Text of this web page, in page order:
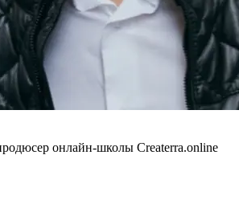
онлайн-школы Createrra.online